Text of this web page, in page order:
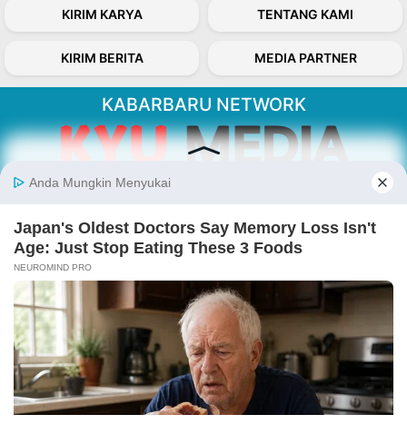
KIRIM KARYA TENTANG KAMI
KIRIM BERITA MEDIA PARTNER
KABARBARU NETWORK
Kabarbaru.co menyajikan berita aktual dan
inspiratif dari sudut pandang berbaik sangka
Follow Kabarbaru